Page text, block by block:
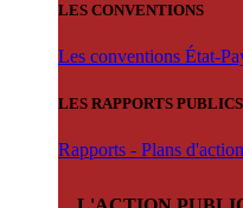
LES CONVENTIONS
Les conventions État-
LES RAPPORTS PUBLICS
Rapports - Plans d'action